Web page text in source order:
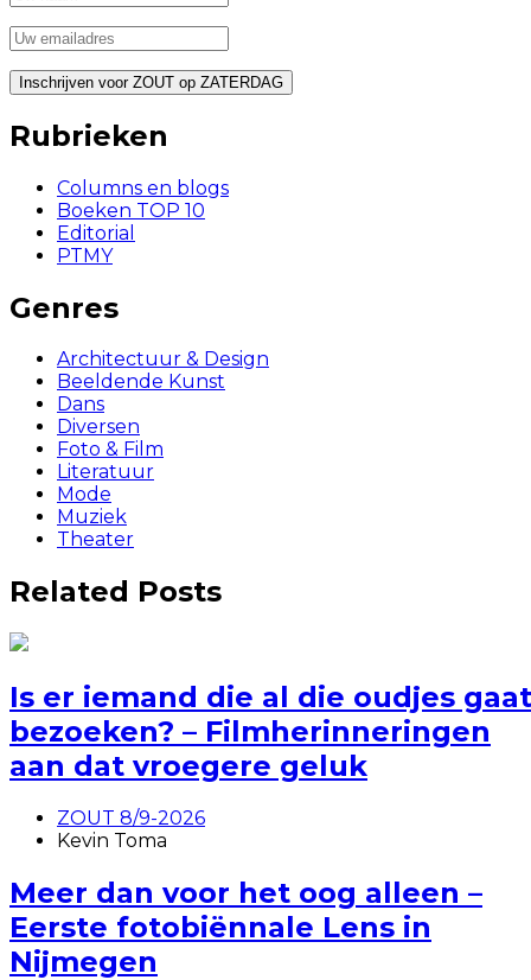
Rubrieken
Columns en blogs
Boeken TOP 10
Editorial
PTMY
Genres
Architectuur & Design
Beeldende Kunst
Dans
Diversen
Foto & Film
Literatuur
Mode
Muziek
Theater
Related Posts
Is er iemand die al die oudjes gaat
bezoeken? – Filmherinneringen
aan dat vroegere geluk
ZOUT 8/9-2026
Kevin Toma
Meer dan voor het oog alleen –
Eerste fotobiënnale Lens in
Nijmegen